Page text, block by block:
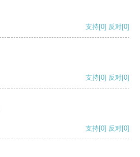
支持[0] 反对[0]
支持[0] 反对[0]
支持[0] 反对[0]